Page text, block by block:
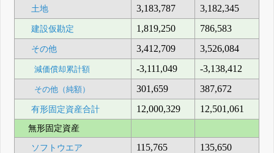
土地 3,183,787 3,182,345
建設仮勘定 1,819,250 786,583
その他 3,412,709 3,526,084
減価償却累計額 -3,111,049 -3,138,412
その他（純額） 301,659 387,672
有形固定資産合計 12,000,329 12,501,061
無形固定資産
ソフトウエア 115,765 135,650